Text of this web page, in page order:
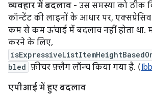
व्यवहार में बदलाव - उस समस्या को ठीक
कॉन्टेंट की लाइनों के आधार पर,
कम से कम ऊंचाई में बदलाव नहीं होता था.
करने के लिए,
bled फ़ीचर फ़्लैग लॉन्च किया गया है. (
एपीआई में हुए बदलाव